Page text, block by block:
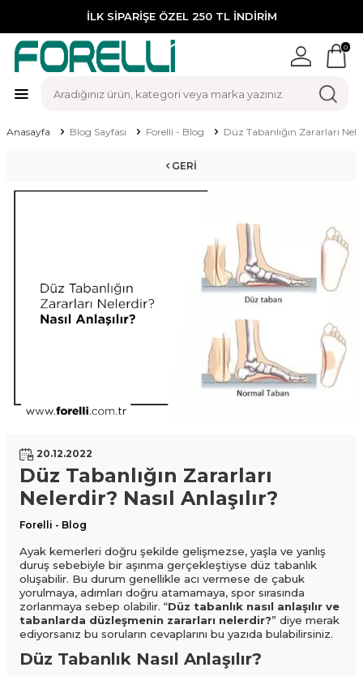
İLK SİPARİŞE ÖZEL 250 TL İNDİRİM
0
Anasayfa Blog Sayfası Forelli - Blog Düz Tabanlığın Zararları
GERI
20.12.2022
Düz Tabanlığın Zararları
Nelerdir? Nasıl Anlaşılır?
Forelli - Blog
Ayak kemerleri doğru şekilde gelişmezse, yaşla ve yanlış
duruş sebebiyle bir aşınma gerçekleştiyse düz tabanlık
oluşabilir. Bu durum genellikle acı vermese de çabuk
yorulmaya, adımları doğru atamamaya, spor sırasında
zorlanmaya sebep olabilir. “Düz tabanlık nasıl anlaşılır ve
tabanlarda düzleşmenin zararları nelerdir?” diye merak
ediyorsanız bu soruların cevaplarını bu yazıda bulabilirsiniz.
Düz Tabanlık Nasıl Anlaşılır?